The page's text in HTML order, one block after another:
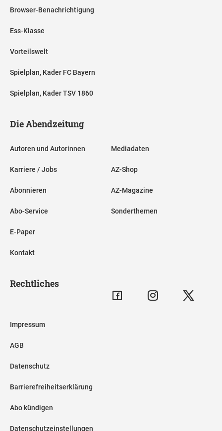
Browser-Benachrichtigung
Ess-Klasse
Vorteilswelt
Spielplan, Kader FC Bayern
Spielplan, Kader TSV 1860
Die Abendzeitung
Autoren und Autorinnen
Karriere / Jobs
Abonnieren
Abo-Service
E-Paper
Kontakt
Mediadaten
AZ-Shop
AZ-Magazine
Sonderthemen
Rechtliches
Impressum
AGB
Datenschutz
Barrierefreiheitserklärung
Abo kündigen
Datenschutzeinstellungen